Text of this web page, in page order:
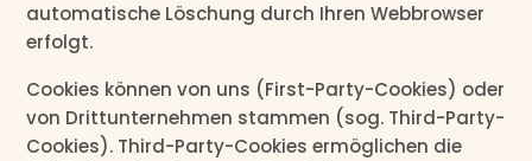
automatische Löschung durch Ihren Webbrowser
erfolgt.
Cookies können von uns (First-Party-Cookies) oder
von Drittunternehmen stammen (sog. Third-Party-
Cookies). Third-Party-Cookies ermöglichen die